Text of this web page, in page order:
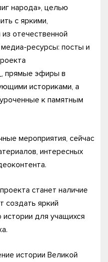
народа», целью
с яркими,
отечественной
ресурсы: посты и
прямые эфиры в
историками, а
к памятным
мероприятия, сейчас
интересных
станет наличие
создать яркий
для учащихся
истории Великой